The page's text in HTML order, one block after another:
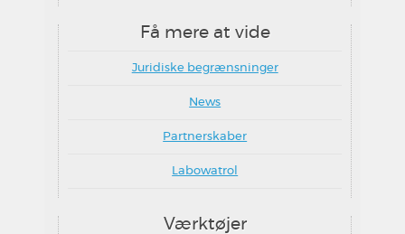
Få mere at vide
Juridiske begrænsninger
News
Partnerskaber
Labowatrol
Værktøjer